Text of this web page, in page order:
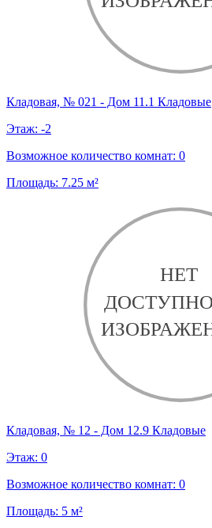
Кладовая, № 021 - Дом 11.1 Кладовые
Этаж: -2
Возможное количество комнат: 0
Площадь: 7.25 м²
Кладовая, № 12 - Дом 12.9 Кладовые
Этаж: 0
Возможное количество комнат: 0
Площадь: 5 м²